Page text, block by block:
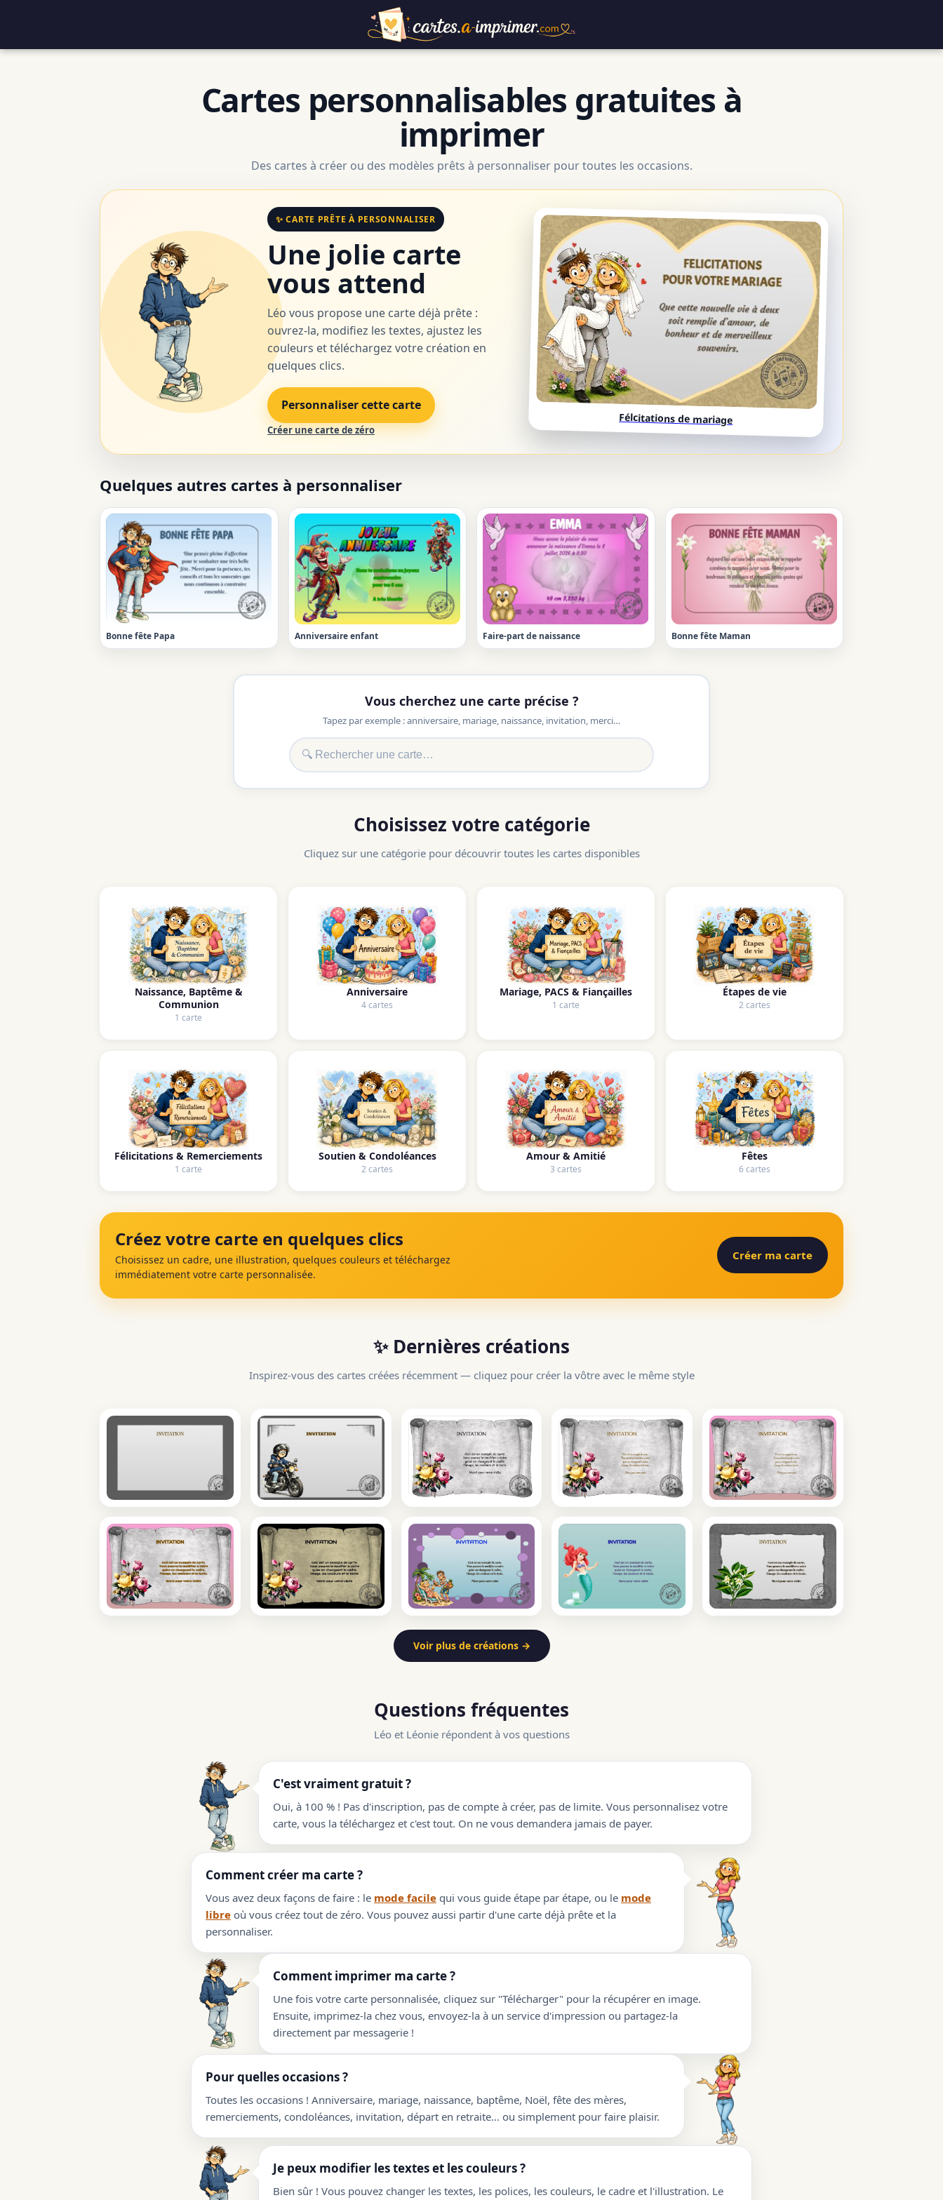
Cartes personnalisables gratuites à
imprimer
Des cartes à créer ou des modèles prêts à personnaliser pour toutes les occasions.
✨ CARTE PRÊTE À PERSONNALISER
Une jolie carte
vous attend
Léo vous propose une carte déjà prête :
ouvrez-la, modifiez les textes, ajustez les
couleurs et téléchargez votre création en
quelques clics.
Personnaliser cette carte
Créer une carte de zéro
Félcitations de mariage
Quelques autres cartes à personnaliser
Bonne fête Papa Anniversaire enfant Faire-part de naissance Bonne fête Maman
Vous cherchez une carte précise ?
Tapez par exemple : anniversaire, mariage, naissance, invitation, merci…
Choisissez votre catégorie
Cliquez sur une catégorie pour découvrir toutes les cartes disponibles
Naissance, Baptême &
Communion
1 carte
Anniversaire
4 cartes
Mariage, PACS & Fiançailles
1 carte
Étapes de vie
2 cartes
Félicitations & Remerciements
1 carte
Soutien & Condoléances
2 cartes
Amour & Amitié
3 cartes
Fêtes
6 cartes
Créez votre carte en quelques clics
Choisissez un cadre, une illustration, quelques couleurs et téléchargez
immédiatement votre carte personnalisée.
Créer ma carte
✨ Dernières créations
Inspirez-vous des cartes créées récemment — cliquez pour créer la vôtre avec le même style
Voir plus de créations →
Questions fréquentes
Léo et Léonie répondent à vos questions
C'est vraiment gratuit ?
Oui, à 100 % ! Pas d'inscription, pas de compte à créer, pas de limite. Vous personnalisez votre
carte, vous la téléchargez et c'est tout. On ne vous demandera jamais de payer.
Comment créer ma carte ?
Vous avez deux façons de faire : le mode facile qui vous guide étape par étape, ou le mode
libre où vous créez tout de zéro. Vous pouvez aussi partir d'une carte déjà prête et la
personnaliser.
Comment imprimer ma carte ?
Une fois votre carte personnalisée, cliquez sur "Télécharger" pour la récupérer en image.
Ensuite, imprimez-la chez vous, envoyez-la à un service d'impression ou partagez-la
directement par messagerie !
Pour quelles occasions ?
Toutes les occasions ! Anniversaire, mariage, naissance, baptême, Noël, fête des mères,
remerciements, condoléances, invitation, départ en retraite… ou simplement pour faire plaisir.
Je peux modifier les textes et les couleurs ?
Bien sûr ! Vous pouvez changer les textes, les polices, les couleurs, le cadre et l'illustration. Le